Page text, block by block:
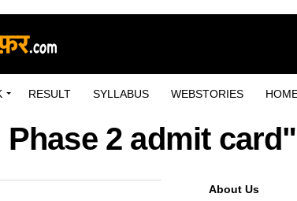
RESULT SYLLABUS WEBSTORIES
2 admit card"
About Us